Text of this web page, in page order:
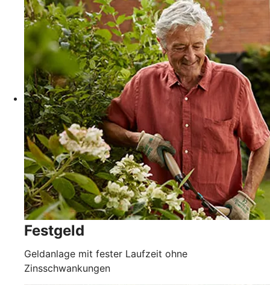
Festgeld
Geldanlage mit fester Laufzeit ohne
Zinsschwankungen